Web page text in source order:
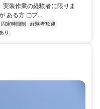
装作業の経験者に限りま
ある方 ▢プ...
固定時間制
経験者歓迎
り